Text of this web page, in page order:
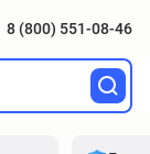
8 (800) 551-08-46